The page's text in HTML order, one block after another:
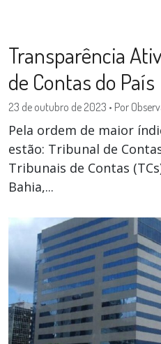
Transparência
de Contas do País
23 de outubro de 2023 • Por
Pela ordem de maior
estão: Tribunal de
Tribunais de Contas
Bahia,...